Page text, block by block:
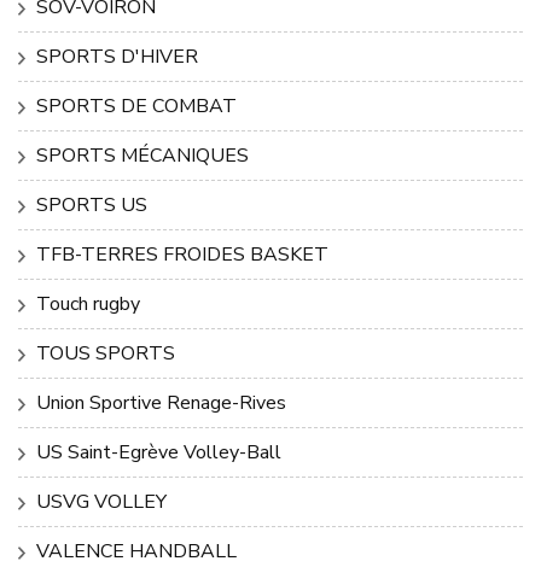
SOV-VOIRON
SPORTS D'HIVER
SPORTS DE COMBAT
SPORTS MÉCANIQUES
SPORTS US
TFB-TERRES FROIDES BASKET
Touch rugby
TOUS SPORTS
Union Sportive Renage-Rives
US Saint-Egrève Volley-Ball
USVG VOLLEY
VALENCE HANDBALL